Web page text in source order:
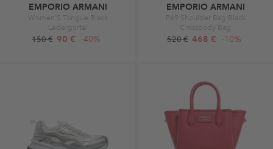
EMPORIO ARMANI
Women'S Tongue Black
Ledergürtel
150 € 90 € -40%
EMPORIO ARMANI
P69 Shoulder Bag Black
Crossbody Bag
520 € 468 € -10%